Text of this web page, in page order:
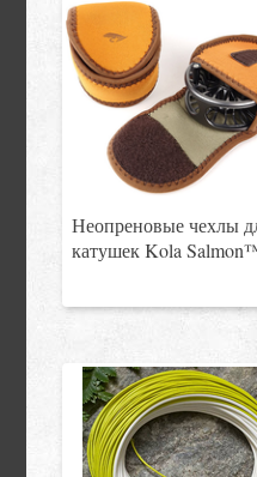
Неопреновые чехлы
катушек Kola